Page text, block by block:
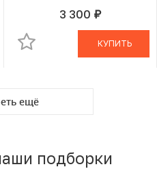
3 300 руб.
В КОРЗИНЕ
КУПИТЬ
ещё
подборки